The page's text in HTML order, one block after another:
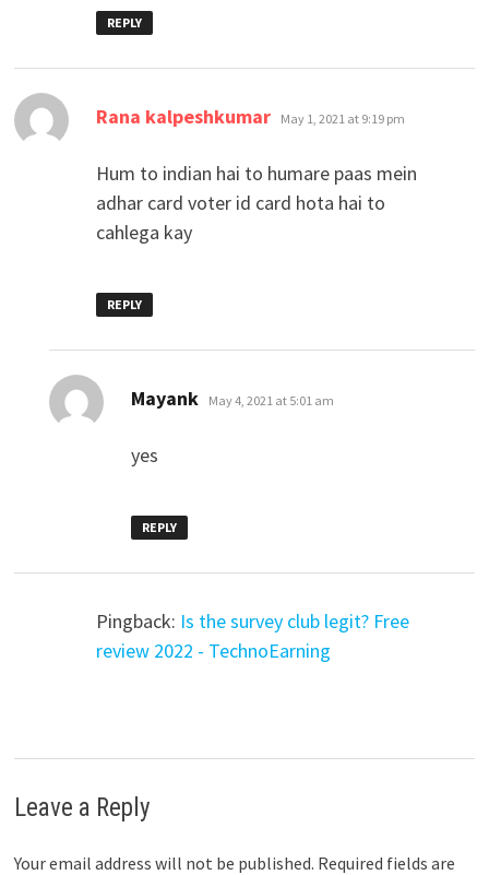
REPLY
Rana kalpeshkumar says:
May 1, 2021 at 9:19 pm
Hum to indian hai to humare paas mein
adhar card voter id card hota hai to
cahlega kay
REPLY
Mayank says:
May 4, 2021 at 5:01 am
yes
REPLY
Pingback: Is the survey club legit? Free
review 2022 - TechnoEarning
Leave a Reply
Your email address will not be published. Required fields are